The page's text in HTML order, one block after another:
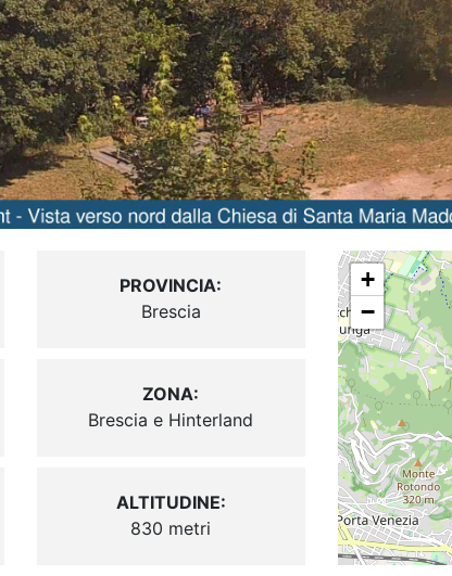
PROVINCIA:
Brescia
ZONA:
Brescia e Hinterland
ALTITUDINE:
830 metri
+
−